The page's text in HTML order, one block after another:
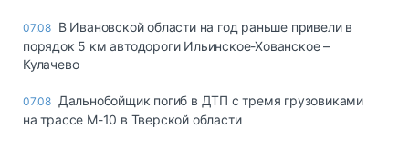
07.08 В Ивановской области на год раньше привели в
порядок 5 км автодороги Ильинское-Хованское –
Кулачево
07.08 Дальнобойщик погиб в ДТП с тремя грузовиками
на трассе М-10 в Тверской области